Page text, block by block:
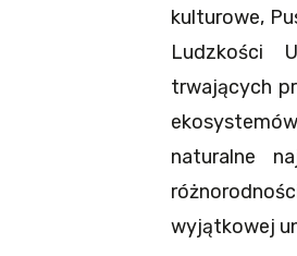
kulturowe,
Ludzkości
trwających
naturalne
wyjątkowej